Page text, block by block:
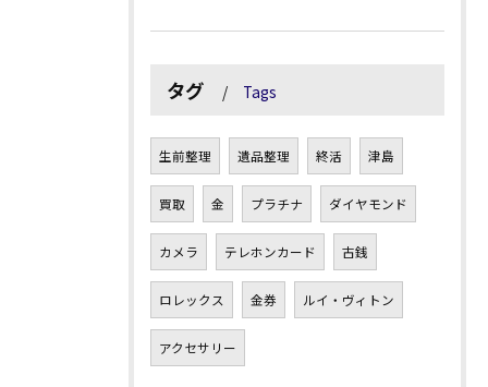
タグ Tags
生前整理 遺品整理 終活 津島
買取 金 プラチナ ダイヤモンド
カメラ テレホンカード 古銭
ロレックス 金券 ルイ・ヴィトン
アクセサリー